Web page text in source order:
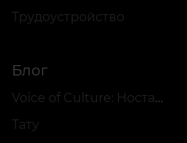
Трудоустройство
Блог
Voice of Culture: Ностальгия по 2000-м
Тату